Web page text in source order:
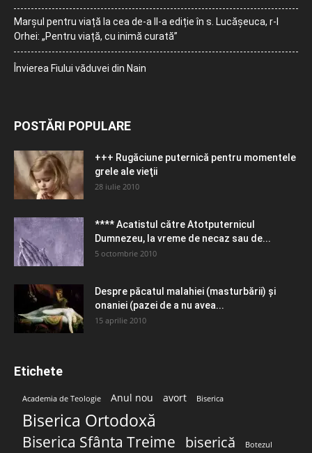
Marșul pentru viață la cea de-a II-a ediție în s. Lucășeuca, r-l
Orhei: „Pentru viață, cu inimă curată”
Învierea Fiului văduvei din Nain
POSTĂRI POPULARE
+++ Rugăciune puternică pentru momentele
grele ale vieţii
28 iulie 2010
**** Acatistul către Atotputernicul
Dumnezeu, la vreme de necaz sau de...
5 octombrie 2010
Despre păcatul malahiei (masturbării) şi
onaniei (pazei de a nu avea...
15 aprilie 2010
Etichete
Academia de Teologie Anul nou avort Biserica
Biserica Ortodoxă
Biserica Sfânta Treime biserică Botezul